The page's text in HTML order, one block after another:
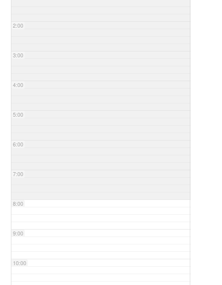
2:00
3:00
4:00
5:00
6:00
7:00
8:00
9:00
10:00